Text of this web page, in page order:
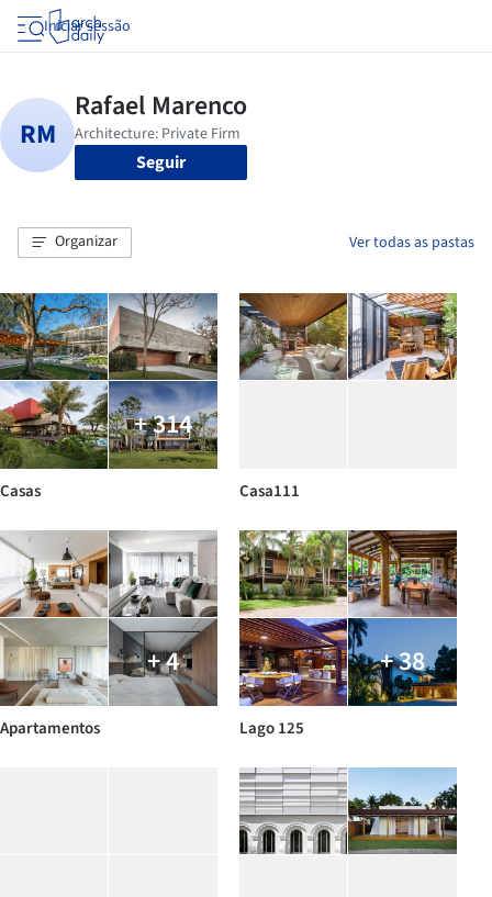
Iniciar sessão
Seguir
Organizar Ver todas as pastas
+ 314
Casas Casa111
+ 4
Apartamentos
+ 38
Lago 125